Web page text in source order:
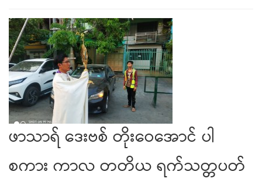
ဖာသာရ် ဒေးဗစ် တိုးဝေအောင် ပါ
စကား ကာလ တတိယ ရက်သတ္တပတ်